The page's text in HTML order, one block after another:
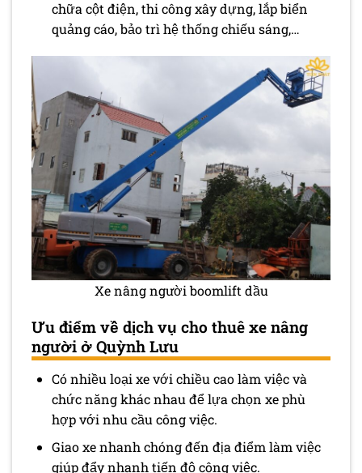
chữa cột điện, thi công xây dựng, lắp biển
quảng cáo, bảo trì hệ thống chiếu sáng,…
Xe nâng người boomlift dầu
Ưu điểm về dịch vụ cho thuê xe nâng
người ở Quỳnh Lưu
Có nhiều loại xe với chiều cao làm việc và
chức năng khác nhau để lựa chọn xe phù
hợp với nhu cầu công việc.
Giao xe nhanh chóng đến địa điểm làm việc
giúp đẩy nhanh tiến độ công việc.